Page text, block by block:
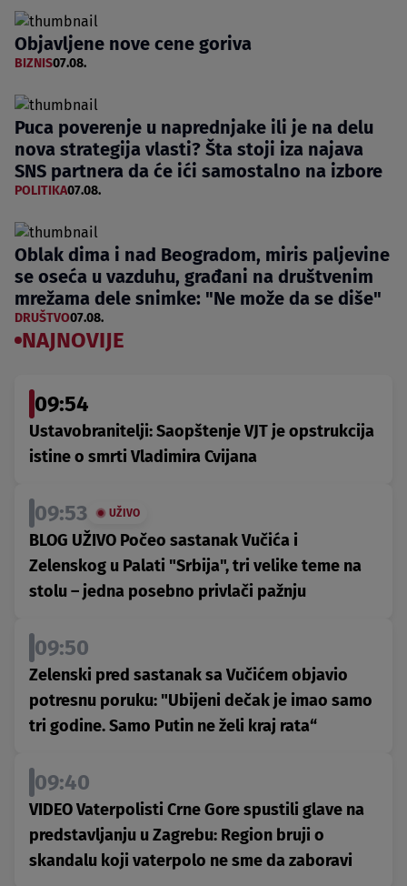
Objavljene nove cene goriva
BIZNIS07.08.
Puca poverenje u naprednjake ili je na delu
nova strategija vlasti? Šta stoji iza najava
SNS partnera da će ići samostalno na izbore
POLITIKA07.08.
Oblak dima i nad Beogradom, miris paljevine
se oseća u vazduhu, građani na društvenim
mrežama dele snimke: "Ne može da se diše"
DRUŠTVO07.08.
NAJNOVIJE
09:54
Ustavobranitelji: Saopštenje VJT je opstrukcija
istine o smrti Vladimira Cvijana
09:53 UŽIVO
BLOG UŽIVO Počeo sastanak Vučića i
Zelenskog u Palati "Srbija", tri velike teme na
stolu – jedna posebno privlači pažnju
09:50
Zelenski pred sastanak sa Vučićem objavio
potresnu poruku: "Ubijeni dečak je imao samo
tri godine. Samo Putin ne želi kraj rata“
09:40
VIDEO Vaterpolisti Crne Gore spustili glave na
predstavljanju u Zagrebu: Region bruji o
skandalu koji vaterpolo ne sme da zaboravi